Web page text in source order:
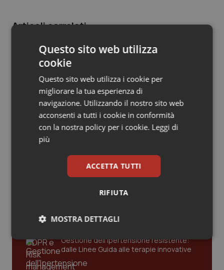
Umbria
Valle D’Aosta
Oftalmologia
Oncodermatologia
Oncoematologia
Oncologia & Nutrizione
Psoriasi & pelle
Quotidiano Chirurgia
Rene & patologie urogenitali
Articoli correlati:
I primi 40 anni della 180. Dalla chiusura dei
manicomi alla fine degli Ospedali psichiatrici
giudiziari. È il momento di una seconda
Conferenza Nazionale per la Salute Mentale
08 Aprile 2018
© Riproduzione riservata
Ultime analisi e review da QS Pro
Cloud sanitario: infrastrutture,
Gestione dell'Ipertensione resistente:
dalle Linee Guida alle terapie innovative
Questo sito web utilizza
cookie
Questo sito web utilizza i cookie per
migliorare la tua esperienza di
navigazione. Utilizzando il nostro sito web
acconsenti a tutti i cookie in conformità
con la nostra policy per i cookie. Leggi di
più
ACCETTA TUTTI
RIFIUTA
MOSTRA DETTAGLI
Necessari Statistici Marketing